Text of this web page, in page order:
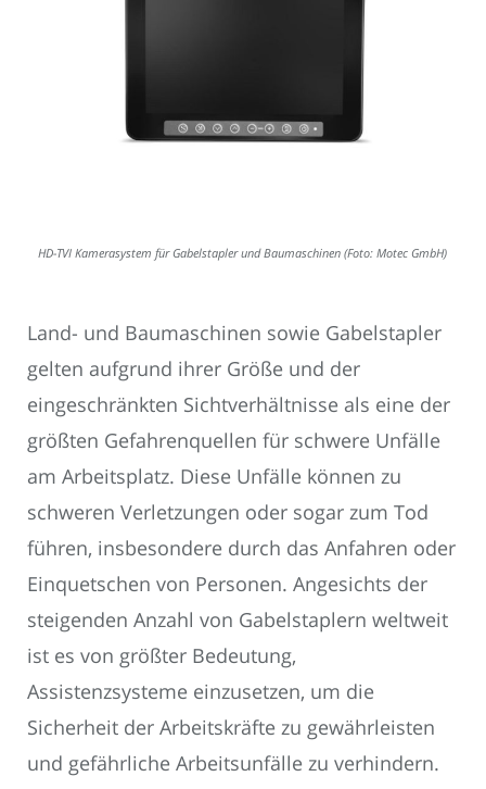
HD-TVI Kamerasystem für Gabelstapler und Baumaschinen (Foto: Motec GmbH)
Land- und Baumaschinen sowie Gabelstapler
gelten aufgrund ihrer Größe und der
eingeschränkten Sichtverhältnisse als eine der
größten Gefahrenquellen für schwere Unfälle
am Arbeitsplatz. Diese Unfälle können zu
schweren Verletzungen oder sogar zum Tod
führen, insbesondere durch das Anfahren oder
Einquetschen von Personen. Angesichts der
steigenden Anzahl von Gabelstaplern weltweit
ist es von größter Bedeutung,
Assistenzsysteme einzusetzen, um die
Sicherheit der Arbeitskräfte zu gewährleisten
und gefährliche Arbeitsunfälle zu verhindern.